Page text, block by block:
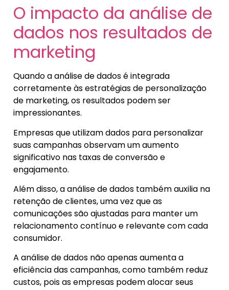
O impacto da análise de
dados nos resultados de
marketing
Quando a análise de dados é integrada
corretamente às estratégias de personalização
de marketing, os resultados podem ser
impressionantes.
Empresas que utilizam dados para personalizar
suas campanhas observam um aumento
significativo nas taxas de conversão e
engajamento.
Além disso, a análise de dados também auxilia na
retenção de clientes, uma vez que as
comunicações são ajustadas para manter um
relacionamento contínuo e relevante com cada
consumidor.
A análise de dados não apenas aumenta a
eficiência das campanhas, como também reduz
custos, pois as empresas podem alocar seus